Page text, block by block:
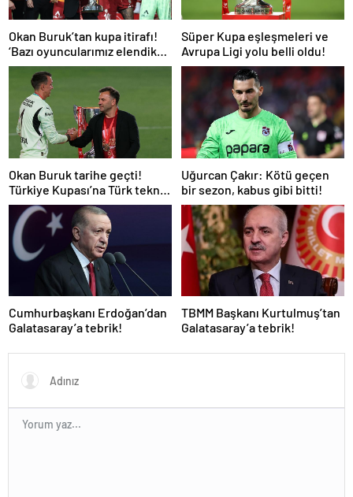
Okan Buruk’tan kupa itirafı!
‘Bazı oyuncularımız elendik
diye düşündü’
Süper Kupa eşleşmeleri ve
Avrupa Ligi yolu belli oldu!
Okan Buruk tarihe geçti!
Türkiye Kupası’na Türk teknik
adam damgası
Uğurcan Çakır: Kötü geçen
bir sezon, kabus gibi bitti!
Cumhurbaşkanı Erdoğan’dan
Galatasaray’a tebrik!
TBMM Başkanı Kurtulmuş’tan
Galatasaray’a tebrik!